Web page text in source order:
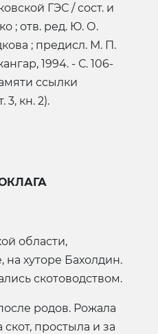
ГЭС / сост. и
; отв. ред. Ю. О.
; предисл. М. П.
1994. - С. 106-
ссылки
3, кн. 2).
области,
хуторе Бахолдин.
скотоводством.
родов. Рожала
скот, простыла и за